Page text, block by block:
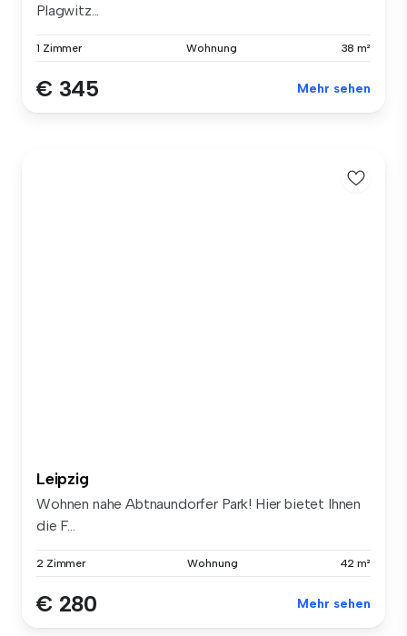
Plagwitz...
1 Zimmer Wohnung 38 m²
€ 345 Mehr sehen
Leipzig
Wohnen nahe Abtnaundorfer Park! Hier bietet Ihnen
die F...
2 Zimmer Wohnung 42 m²
€ 280 Mehr sehen